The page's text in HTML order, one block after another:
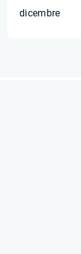
dicembre